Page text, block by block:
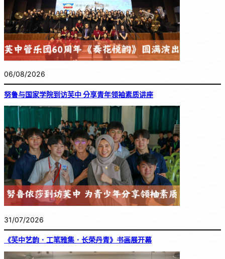
06/08/2026
努鲁与国家学院到访芙中 分享青年领袖素质讲座
31/07/2026
《芙中艺韵．工笔雅集．长荣丹青》书画展开幕